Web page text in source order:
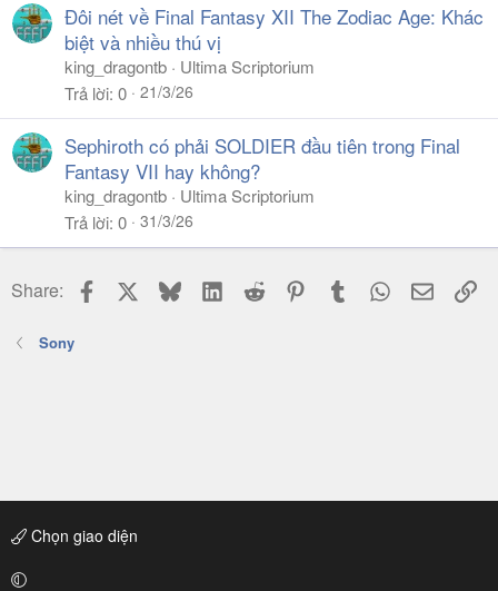
Đôi nét về Final Fantasy XII The Zodiac Age: Khác
biệt và nhiều thú vị
king_dragontb
Ultima Scriptorium
Trả lời 0 21/3/26
Sephiroth có phải SOLDIER đầu tiên trong Final
Fantasy VII hay không?
king_dragontb
Ultima Scriptorium
Trả lời 0 31/3/26
Share: Facebook BlueskyLinkedIn
Reddit PinterestTumblr WhatsApp
Email
Sony
Chọn giao diện